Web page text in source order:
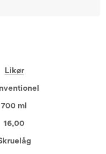
Likør
700 ml
16,00